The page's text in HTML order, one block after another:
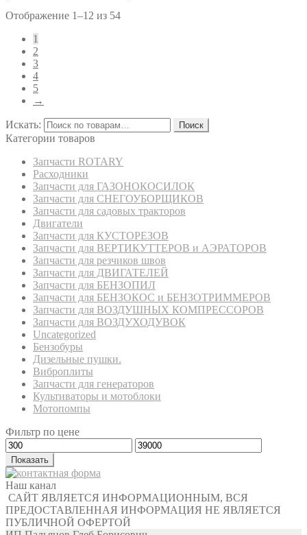
Отображение 1–12 из 54
1
2
3
4
5
→
Искать: Поиск
Категории товаров
Запчасти ROTARY
Расходники
Запчасти для ГАЗОНОКОСИЛОК
Запчасти для СНЕГОУБОРЩИКОВ
Запчасти для садовых тракторов
Двигатели
Запчасти для КУСТОРЕЗОВ
Запчасти для ВЕРТИКУТТЕРОВ и АЭРАТОРОВ
Запчасти для резчиков швов
Запчасти для ДВИГАТЕЛЕЙ
Запчасти для БЕНЗОПИЛ
Запчасти для БЕНЗОКОС и БЕНЗОТРИММЕРОВ
Запчасти для ВОЗДУШНЫХ КОМПРЕССОРОВ
Запчасти для ВОЗДУХОДУВОК
Uncategorized
Бензобуры
Дизельные пушки.
Виброплиты
Запчасти для генераторов
Культиваторы и мотоблоки
Мотопомпы
Фильтр по цене
Показать
Наш канал
САЙТ ЯВЛЯЕТСЯ ИНФОРМАЦИОННЫМ, ВСЯ
ПРЕДОСТАВЛЕННАЯ ИНФОРМАЦИЯ НЕ ЯВЛЯЕТСЯ
ПУБЛИЧНОЙ ОФЕРТОЙ